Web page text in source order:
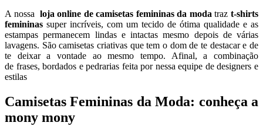
A nossa loja online de camisetas femininas da moda trazt-shirts
femininas super incríveis, com um tecido de ótima qualidade e as
estampas permanecem lindas e intactas mesmo depois de várias
lavagens. São camisetas criativas que tem o dom de te destacar e de
te deixar a vontade ao mesmo tempo. Afinal, a combinação
de frases, bordados e pedrarias feita por nessa equipe de designers e
estilas
Camisetas Femininas da Moda: conheça a
mony mony